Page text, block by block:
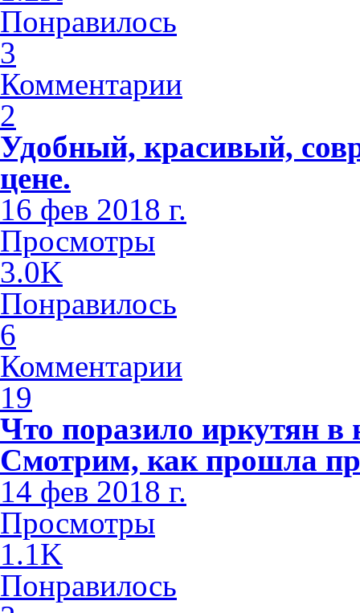
Понравилось
3
Комментарии
2
Удобный, красивый,
цене.
16 фев 2018 г.
Просмотры
3.0K
Понравилось
6
Комментарии
19
Что поразило иркутян
Смотрим, как прошла
14 фев 2018 г.
Просмотры
1.1K
Понравилось